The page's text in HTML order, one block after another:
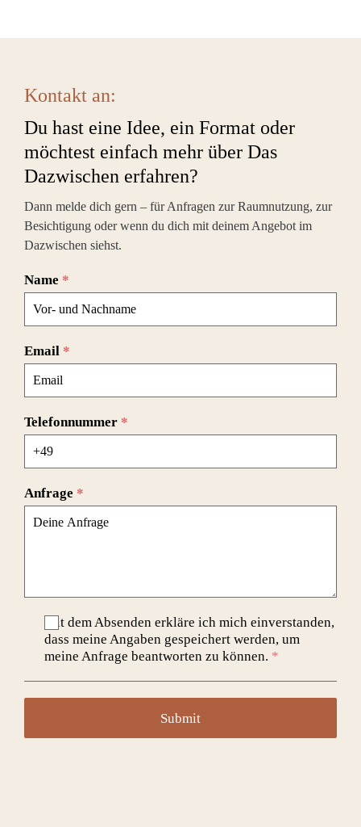
Kontakt an:
Du hast eine Idee, ein Format oder
möchtest einfach mehr über Das
Dazwischen erfahren?
Dann melde dich gern – für Anfragen zur Raumnutzung, zur
Besichtigung oder wenn du dich mit deinem Angebot im
Dazwischen siehst.
Name *
Email *
Telefonnummer *
Anfrage *
Mit dem Absenden erkläre ich mich einverstanden,
dass meine Angaben gespeichert werden, um
meine Anfrage beantworten zu können. *
Submit